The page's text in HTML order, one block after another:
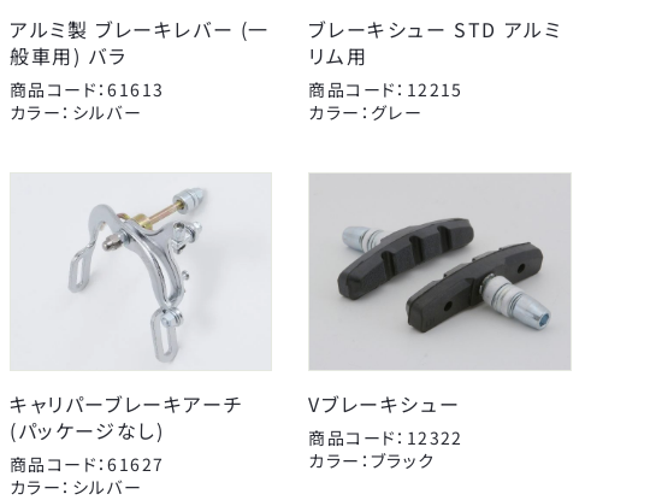
ツ
ペダル
レイン用品
工具
変速・外装
ケミカル
ライト・反射板
J&C
エール
カミオジャパン
パナソニックサイクルテ
ック
ユニコ
呉工業
扇工業
日本反射器工業
こげーる
アルミ製 ブレーキレバー (一
般車用) バラ
商品コード：61613
カラー：シルバー
ブレーキシュー STD アルミ
リム用
商品コード：12215
カラー：グレー
キャリパーブレーキアーチ
(パッケージなし)
商品コード：61627
カラー：シルバー
Vブレーキシュー
商品コード：12322
カラー：ブラック